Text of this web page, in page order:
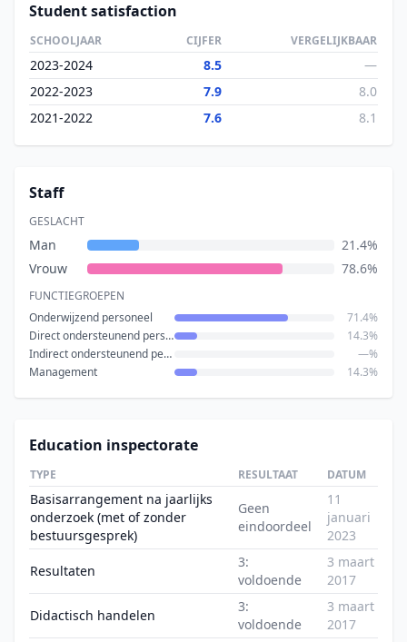
Student satisfaction
SCHOOLJAAR CIJFER VERGELIJKBAAR
2023-2024 8.5
—
2022-2023
7.9
8.0
2021-2022
7.6 8.1
Staff
GESLACHT
Man
21.4%
Vrouw
78.6%
FUNCTIEGROEPEN
Onderwijzend personeel
71.4%
Direct ondersteunend personeel
14.3%
Indirect ondersteunend personeel
—%
Management
14.3%
Education inspectorate
TYPE RESULTAAT DATUM
Basisarrangement na jaarlijks
onderzoek (met of zonder
bestuursgesprek)
Geen
eindoordeel
11
januari
2023
Resultaten
3:
voldoende
3 maart
2017
Didactisch handelen
3:
voldoende
3 maart
2017